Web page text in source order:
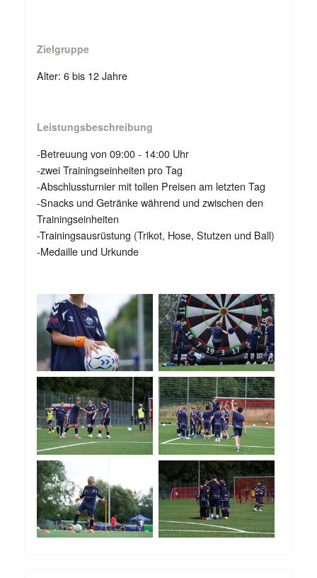
Zielgruppe
Alter: 6 bis 12 Jahre
Leistungsbeschreibung
-Betreuung von 09:00 - 14:00 Uhr
-zwei Trainingseinheiten pro Tag
-Abschlussturnier mit tollen Preisen am letzten Tag
-Snacks und Getränke während und zwischen den
Trainingseinheiten
-Trainingsausrüstung (Trikot, Hose, Stutzen und Ball)
-Medaille und Urkunde